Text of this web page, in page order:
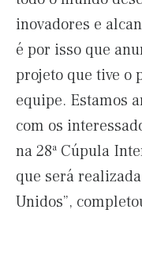
inovadores e
é por isso que
projeto que tive o
equipe. Estamos
com os
na 28ª Cúpula
que será
Unidos”,